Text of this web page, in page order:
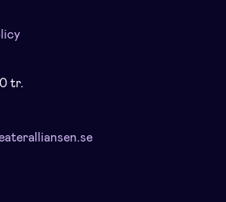
tr.